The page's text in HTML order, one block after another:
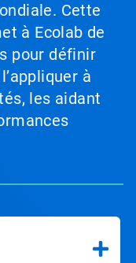
Cette
à Ecolab de
pour définir
à
les aidant